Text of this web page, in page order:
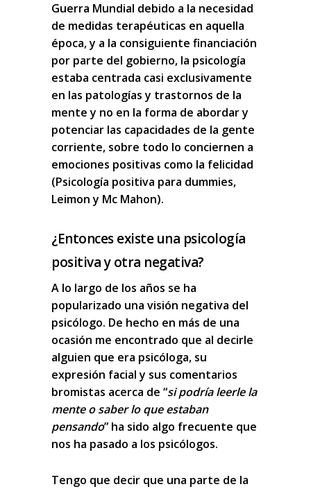
Guerra Mundial debido a la necesidad
de medidas terapéuticas en aquella
época, y a la consiguiente financiación
por parte del gobierno, la psicología
estaba centrada casi exclusivamente
en las patologías y trastornos de la
mente y no en la forma de abordar y
potenciar las capacidades de la gente
corriente, sobre todo lo conciernen a
emociones positivas como la felicidad
(Psicología positiva para dummies,
Leimon y Mc Mahon).
¿Entonces existe una psicología
positiva y otra negativa?
A lo largo de los años se ha
popularizado una visión negativa del
psicólogo. De hecho en más de una
ocasión me encontrado que al decirle
alguien que era psicóloga, su
expresión facial y sus comentarios
bromistas acerca de “si podría leerle la
mente o saber lo que estaban
pensando” ha sido algo frecuente que
nos ha pasado a los psicólogos.
Tengo que decir que una parte de la